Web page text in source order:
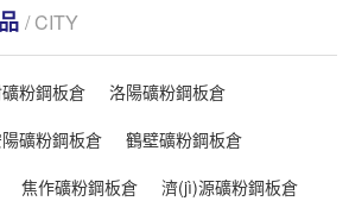
/ CITY
粉鋼板倉
洛陽礦粉鋼板倉
礦粉鋼板倉
鶴壁礦粉鋼板倉
焦作礦粉鋼板倉
濟(jì)源礦粉鋼板倉